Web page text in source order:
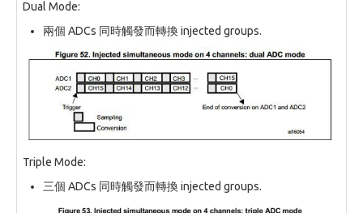
Dual Mode:
兩個 ADCs 同時觸發而轉換 injected groups.
Triple Mode:
三個 ADCs 同時觸發而轉換 injected groups.